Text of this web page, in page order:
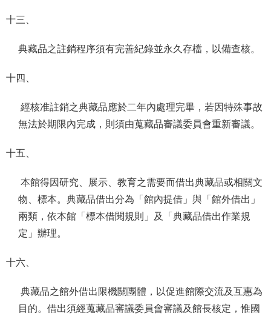
十三、
典藏品之註銷程序須有完善紀錄並永久存檔，以備查核。
十四、
經核准註銷之典藏品應於二年內處理完畢，若因特殊事故
無法於期限內完成，則須由蒐藏品審議委員會重新審議。
十五、
本館得因研究、展示、教育之需要而借出典藏品或相關文
物、標本。典藏品借出分為「館內提借」與「館外借出」
兩類，依本館「標本借閱規則」及「典藏品借出作業規
定」辦理。
十六、
典藏品之館外借出限機關團體，以促進館際交流及互惠為
目的。借出須經蒐藏品審議委員會審議及館長核定，惟國